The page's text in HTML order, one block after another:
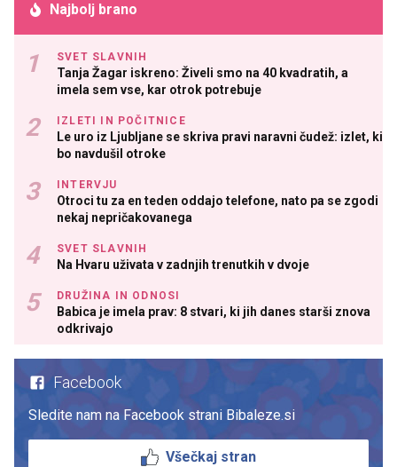
Najbolj brano
SVET SLAVNIH
Tanja Žagar iskreno: Živeli smo na 40 kvadratih, a
imela sem vse, kar otrok potrebuje
IZLETI IN POČITNICE
Le uro iz Ljubljane se skriva pravi naravni čudež: izlet, ki
bo navdušil otroke
INTERVJU
Otroci tu za en teden oddajo telefone, nato pa se zgodi
nekaj nepričakovanega
SVET SLAVNIH
Na Hvaru uživata v zadnjih trenutkih v dvoje
DRUŽINA IN ODNOSI
Babica je imela prav: 8 stvari, ki jih danes starši znova
odkrivajo
Facebook
Sledite nam na Facebook strani Bibaleze.si
Všečkaj stran